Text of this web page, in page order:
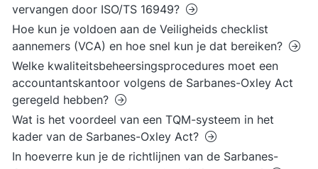
vervangen door ISO/TS 16949?
Hoe kun je voldoen aan de Veiligheids checklist
aannemers (VCA) en hoe snel kun je dat bereiken?
Welke kwaliteitsbeheersingsprocedures moet een
accountantskantoor volgens de Sarbanes-Oxley Act
geregeld hebben?
Wat is het voordeel van een TQM-systeem in het
kader van de Sarbanes-Oxley Act?
In hoeverre kun je de richtlijnen van de Sarbanes-